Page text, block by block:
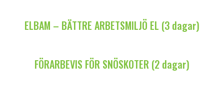
ELBAM – BÄTTRE ARBETSMILJÖ EL (3 dagar)
FÖRARBEVIS FÖR SNÖSKOTER (2 dagar)